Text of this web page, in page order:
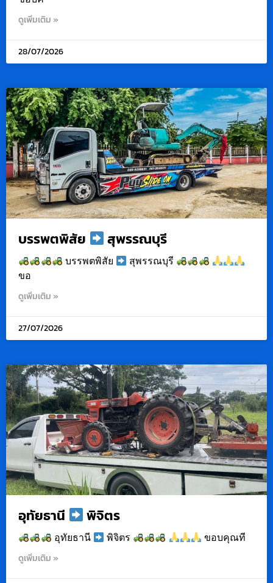
ดูเพิ่มเติม »
28/07/2026
บรรพตพิสัย สุพรรณบุรี
บรรพตพิสัย
สุพรรณบุรี
ขอ
ดูเพิ่มเติม »
27/07/2026
อุทัยธานี พิจิตร
อุทัยธานี พิจิตร ขอบคุณที
ดูเพิ่มเติม »